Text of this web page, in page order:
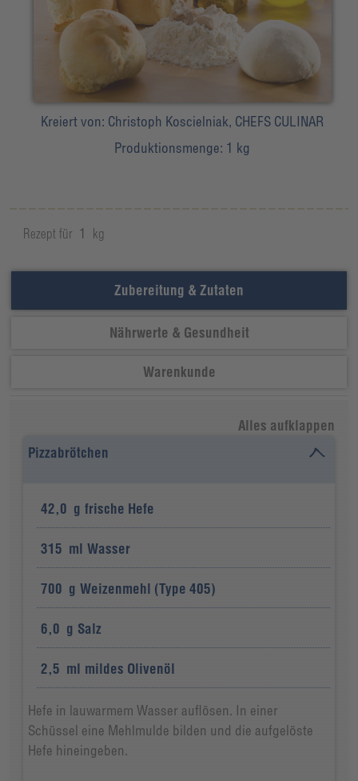
Kreiert von: Christoph Koscielniak, CHEFS CULINAR
Produktionsmenge: 1 kg
Rezept für 1 kg
Zubereitung & Zutaten
Nährwerte & Gesundheit
Warenkunde
Alles aufklappen
Pizzabrötchen
42,0 g frische Hefe
315 ml Wasser
700 g Weizenmehl (Type 405)
6,0 g Salz
2,5 ml mildes Olivenöl
Hefe in lauwarmem Wasser auflösen. In einer
Schüssel eine Mehlmulde bilden und die aufgelöste
Hefe hineingeben.